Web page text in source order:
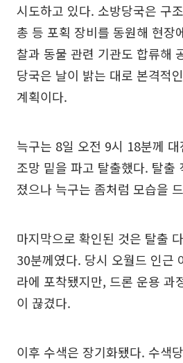
시도하고 있다. 소방당국은 구
총 등 포획 장비를 동원해 현장
찰과 동물 관련 기관도 합류해
당국은 날이 밝는 대로 본격적
계획이다.
늑구는 8일 오전 9시 18분께
조망 밑을 파고 탈출했다. 탈출
졌으나 늑구는 좀처럼 모습을
마지막으로 확인된 것은 탈출
30분께였다. 당시 오월드 인근
라에 포착됐지만, 드론 운용 과
이 끊겼다.
이후 수색은 장기화됐다. 수색